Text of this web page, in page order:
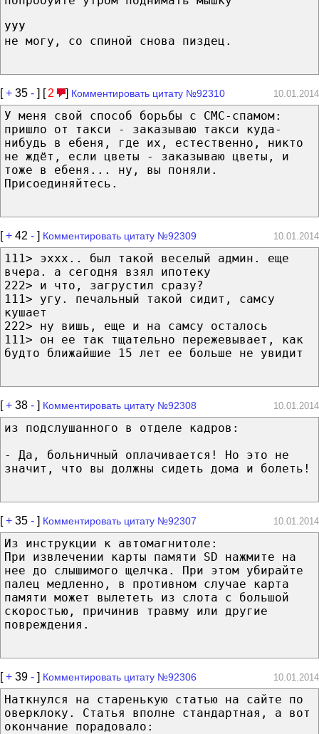
УУУ
не могу, со спиной снова пиздец.
[+ 35 - ] [ 2 ] Комментировать цитату №92310 10.01.2014
У меня свой способ борьбы с СМС-спамом:
пришло от такси - заказываю такси куда-
нибудь в ебеня, где их, естественно, никто
не ждёт, если цветы - заказываю цветы, и
тоже в ебеня... ну, вы поняли.
Присоединяйтесь.
[+ 42 - ] Комментировать цитату №92309 10.01.2014
111> эххх.. был такой веселый админ. еще
вчера. а сегодня взял ипотеку
222> и что, загрустил сразу?
111> угу. печальный такой сидит, самсу
кушает
222> ну вишь, еще и на самсу осталось
111> он ее так тщательно пережевывает, как
будто ближайшие 15 лет ее больше не увидит
[+ 38 - ] Комментировать цитату №92308 10.01.2014
из подслушанного в отделе кадров:
- Да, больничный оплачивается! Но это не
значит, что вы должны сидеть дома и болеть!
[+ 35 - ] Комментировать цитату №92307 10.01.2014
Из инструкции к автомагнитоле:
При извлечении карты памяти SD нажмите на
нее до слышимого щелчка. При этом убирайте
палец медленно, в противном случае карта
памяти может вылететь из слота с большой
скоростью, причинив травму или другие
повреждения.
[+ 39 - ] Комментировать цитату №92306 10.01.2014
Наткнулся на старенькую статью на сайте по
оверклоку. Статья вполне стандартная, а вот
окончание порадовало: